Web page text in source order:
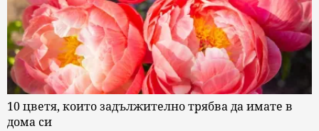
10 цветя, които задължително трябва да имате в
дома си